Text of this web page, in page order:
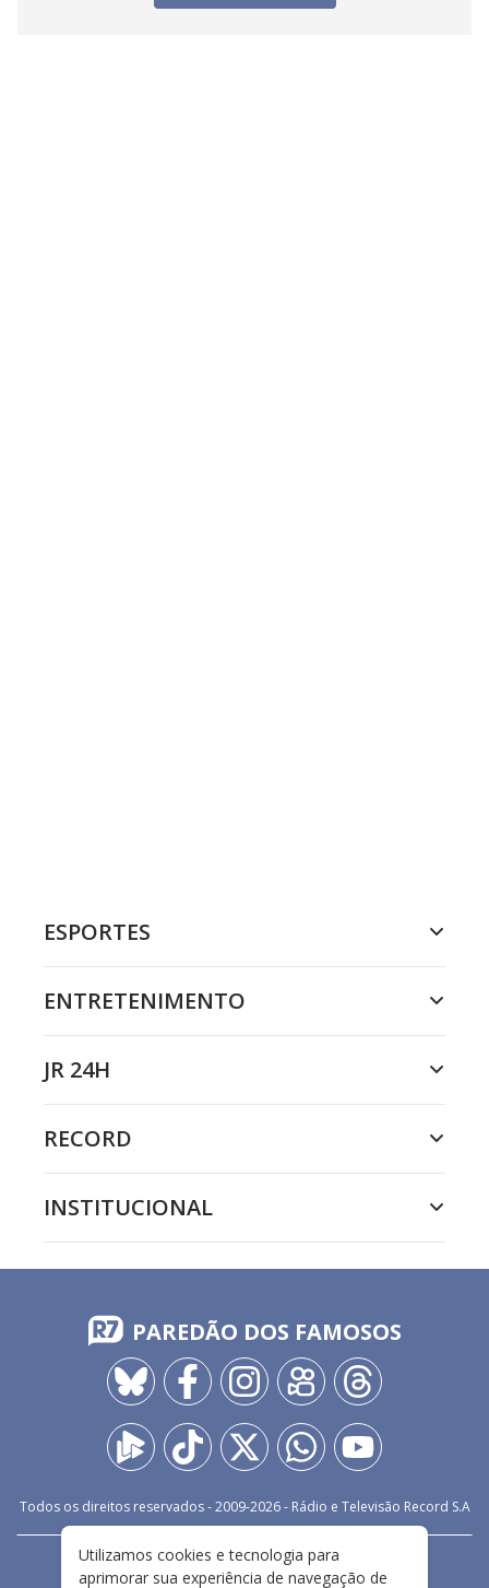
ESPORTES
ENTRETENIMENTO
JR 24H
RECORD
INSTITUCIONAL
PAREDÃO DOS FAMOSOS
Todos os direitos reservados - 2009-2026- Rádio e Televisão Record S.A
FALE CONOSCO
PRIVACIDADE
Utilizamos cookies e tecnologia para
aprimorar sua experiência de navegação de